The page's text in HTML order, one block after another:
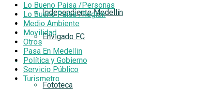
Independiente Medellín
Envigado FC
Multimedia
Fototeca
Lo Bueno Paisa /Personas
Lo Bueno Paisa /Región
Medio Ambiente
Movilidad
Otros
Pasa En Medellin
Política y Gobierno
Servicio Público
Turismetro